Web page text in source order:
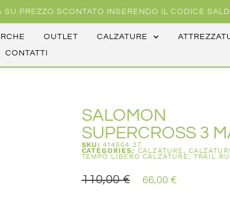
SU PREZZO SCONTATO INSERENDO IL CODICE
OUTLET CALZATURE
CONTATTI
SALOMON
SUPERCROSS 3
SKU:414504 27
CATEGORIES: CALZATURE ,
TEMPO LIBERO CALZATURE , TRAIL
110,00€ 66,00 €